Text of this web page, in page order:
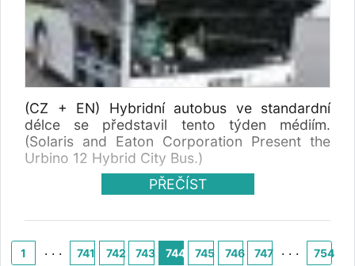
(CZ + EN) Hybridní autobus ve standardní
délce se představil tento týden médiím.
(Solaris and Eaton Corporation Present the
Urbino 12 Hybrid City Bus.)
PŘEČÍST
1 . . . 741 742 743 744 745 746 747 . . . 754